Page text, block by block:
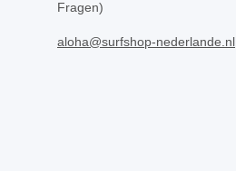
Fragen)
aloha@surfshop-nederlande.nl